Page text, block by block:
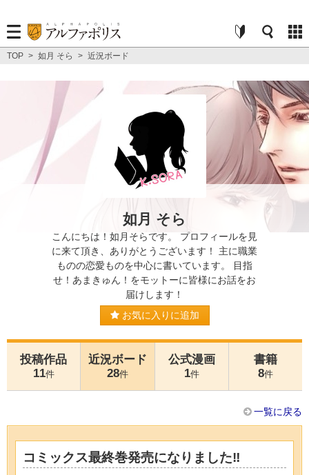
TOP > 如月 そら > 近況ボード
如月 そら
こんにちは！如月そらです。 プロフィールを見
に来て頂き、ありがとうございます！ 主に職業
ものの恋愛ものを中心に書いています。 目指
せ！あまきゅん！をモットーに皆様にお話をお
届けします！
お気に入りに追加
投稿作品
11件
近況ボード
28件
公式漫画
1件
書籍
8件
一覧に戻る
コミックス最終巻発売になりました‼️